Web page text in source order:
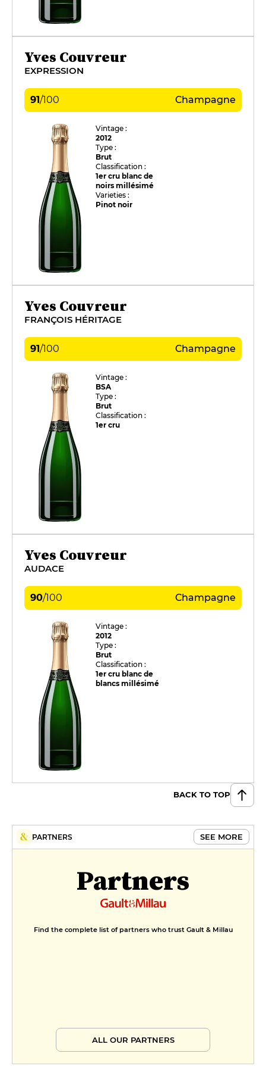
Yves Couvreur
EXPRESSION
91/100 Champagne
Vintage :
2012
Type :
Brut
Classification :
1er cru blanc de
noirs millésimé
Varieties :
Pinot noir
Yves Couvreur
FRANÇOIS HÉRITAGE
91/100 Champagne
Vintage :
BSA
Type :
Brut
Classification :
1er cru
Yves Couvreur
AUDACE
90/100 Champagne
Vintage :
2012
Type :
Brut
Classification :
1er cru blanc de
blancs millésimé
BACK TO TOP
PARTNERS SEE MORE
Partners
Find the complete list of partners who trust Gault & Millau
ALL OUR PARTNERS